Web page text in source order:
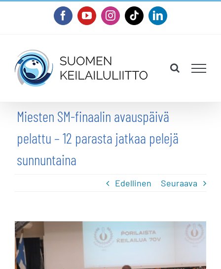
FacebookYouTubeInstagram
TiktokLinkedIn
Miesten SM-finaalin avauspäivä
pelattu – 12 parasta jatkaa pelejä
sunnuntaina
Edellinen Seuraava
Katso
kuvaa
isompana